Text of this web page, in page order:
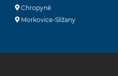
Chropyně
Morkovice-Slížany